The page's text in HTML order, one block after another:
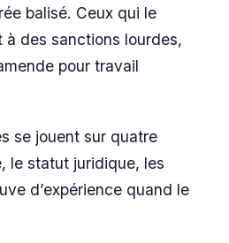
balisé. Ceux qui le
à des sanctions lourdes,
pour travail
se jouent sur quatre
le statut juridique, les
d’expérience quand le